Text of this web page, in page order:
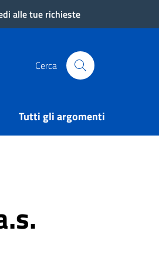
alle tue richieste
Cerca
Tutti gli argomenti